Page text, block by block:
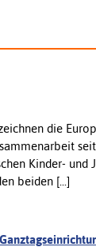
die
Kinder- und
beiden [...]